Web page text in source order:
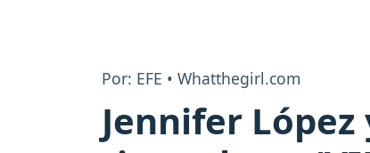
Por: EFE • Whatthegirl.com
Jennifer